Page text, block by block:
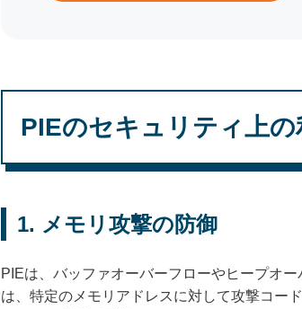
PIEのセキュリティ上の
1. メモリ攻撃の防御
PIEは、バッファオーバーフローやヒープオ
は、特定のメモリアドレスに対して攻撃コー